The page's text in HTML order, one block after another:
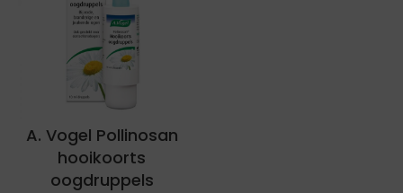
A. Vogel Pollinosan
hooikoorts
oogdruppels